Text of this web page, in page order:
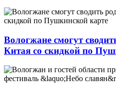
Вологжане смогут
Китая со скидкой по